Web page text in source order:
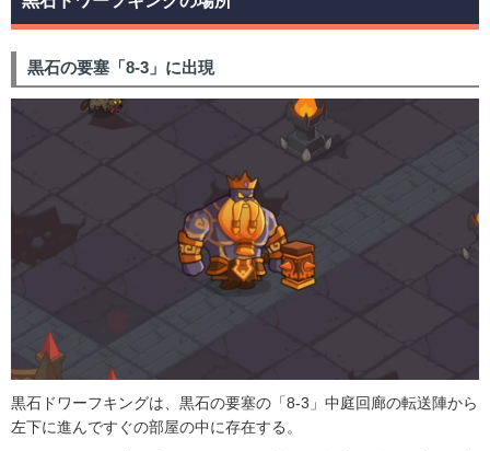
黒石の要塞「8-3」に出現
黒石ドワーフキングは、黒石の要塞の「8-3」中庭回廊の転送陣から
左下に進んですぐの部屋の中に存在する。